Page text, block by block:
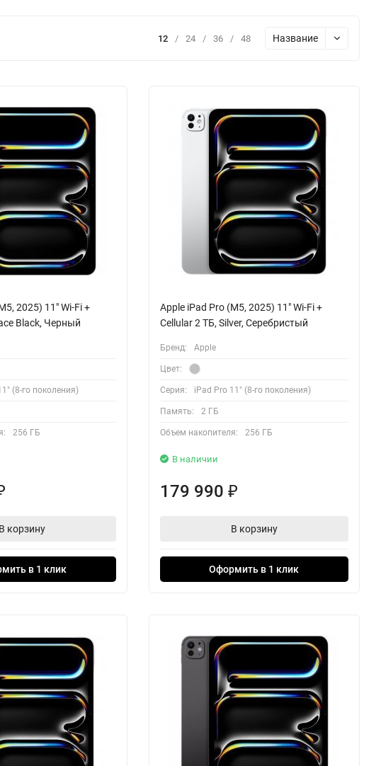
12 / 24 / 36 / 48 Название
2025) 11" Wi-Fi +
Black, Черный
(8-го поколения)
256 ГБ
В корзину
в 1 клик
Apple iPad Pro (M5, 2025) 11" Wi-Fi +
Cellular 2 ТБ, Silver, Серебристый
Бренд: Apple
Цвет:
Серия: iPad Pro 11" (8-го поколения)
Память: 2 ГБ
Объем накопителя: 256 ГБ
В наличии
179 990 ₽
В корзину
Оформить в 1 клик